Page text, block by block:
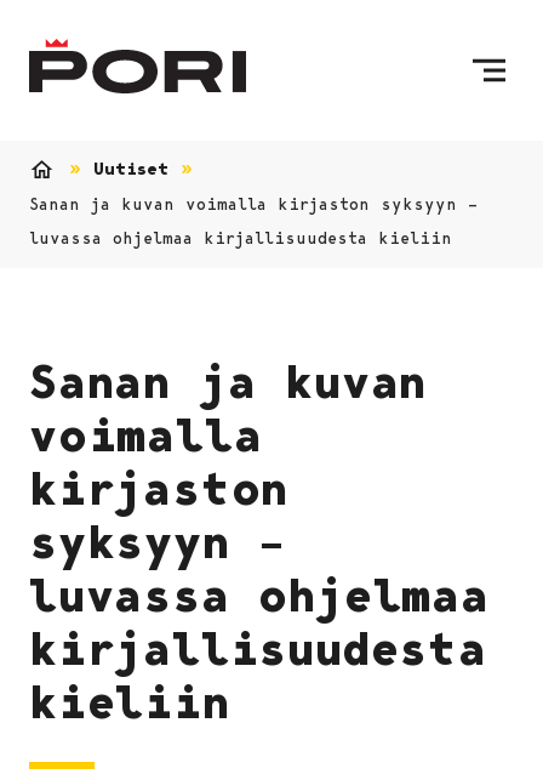
Uutiset
Sanan ja kuvan voimalla kirjaston syksyyn –
luvassa ohjelmaa kirjallisuudesta kieliin
Sanan ja kuvan
voimalla
kirjaston
syksyyn –
luvassa ohjelmaa
kirjallisuudesta
kieliin